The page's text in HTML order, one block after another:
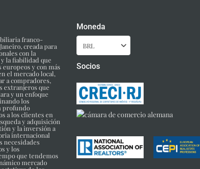
franco-
creada para
con la
la fiabilidad que
europeos y con más
el mercado local,
a compradores,
extranjeros que
y un enfoque
los
profundo
a los clientes en
y adquisición
y la inversión a
internacional
necesidades
y los
que tendemos
mercado
Moneda
BRL
Socios